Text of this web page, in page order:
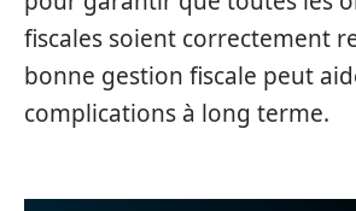
fiscales soient correctement
bonne gestion fiscale peut
complications à long terme.